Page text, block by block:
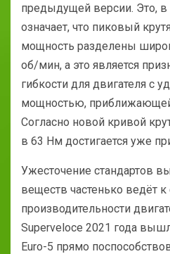
предыдущей версии. Это,
означает, что пиковый
мощность разделены
об/мин, а это является
гибкости для двигателя с
мощностью,
Согласно новой кривой
в 63 Нм достигается уже
Ужесточение стандартов
веществ частенько ведёт
производительности
Superveloce 2021 года
Euro-5 прямо